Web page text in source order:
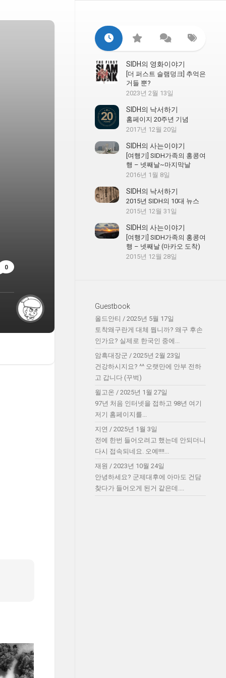
0
SIDH의 영화이야기
[더 퍼스트 슬램덩크] 추억은
거들 뿐?
2023년 2월 13일
SIDH의 낙서하기
홈페이지 20주년 기념
2017년 12월 20일
SIDH의 사는이야기
[여행기] SIDH가족의 홍콩여
행 – 넷째날~마지막날
2016년 1월 8일
SIDH의 낙서하기
2015년 SIDH의 10대 뉴스
2015년 12월 31일
SIDH의 사는이야기
[여행기] SIDH가족의 홍콩여
행 – 넷째날 (마카오 도착)
2015년 12월 28일
Guestbook
올드안티 / 2025년 5월 17일
토착왜구란게 대체 뭡니까? 왜구 후손
인가요? 실제로 한국인 중에...
암흑대장군 / 2025년 2월 23일
건강하시지요? ^^ 오랫만에 안부 전하
고 갑니다 (꾸벅)
윌고온 / 2025년 1월 27일
97년 처음 인터넷을 접하고 98년 여기
저기 홈페이지를...
지연 / 2025년 1월 3일
전에 한번 들어오려고 했는데 안되더니
다시 접속되네요. 오예!!!!...
재원 / 2023년 10월 24일
안녕하세요? 군제대후에 아마도 건담
찾다가 들어오게 된거 같은데....